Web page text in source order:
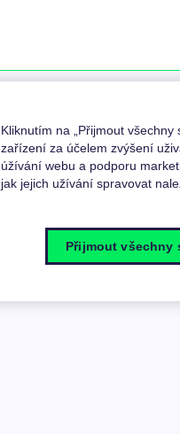
Kliknutím na „Přijmout
zařízení za účelem zvýšení
úžívání webu a podporu
jak jejich užívání spravovat
Přijmout všechny